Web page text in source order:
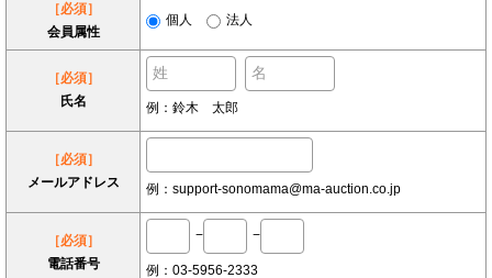
［必須］
会員属性
個人 法人
［必須］
氏名
例：鈴木 太郎
［必須］
メールアドレス
例：support-sonomama@ma-auction.co.jp
［必須］
電話番号
− −
例：03-5956-2333